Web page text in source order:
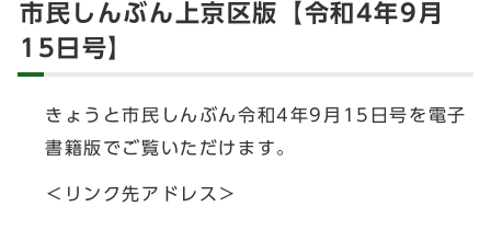
市民しんぶん上京区版【令和4年9月
15日号】
きょうと市民しんぶん令和4年9月15日号を電子
書籍版でご覧いただけます。
＜リンク先アドレス＞